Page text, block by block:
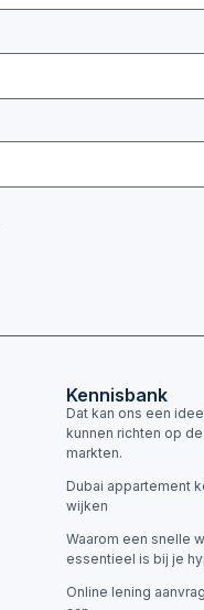
Kennisbank
Dat kan ons een
kunnen richten op
markten.
Dubai appartement
wijken
Waarom een snelle
essentieel is bij je
Online lening